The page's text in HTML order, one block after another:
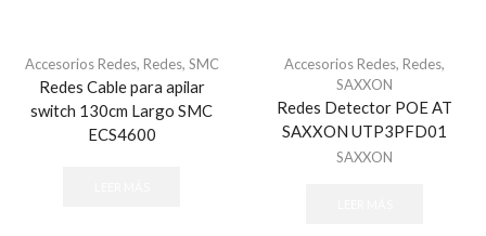
Accesorios Redes, Redes, SMC
Redes Cable para apilar
switch 130cm Largo SMC
ECS4600
Accesorios Redes, Redes,
SAXXON
Redes Detector POE AT
SAXXON UTP3PFD01
SAXXON